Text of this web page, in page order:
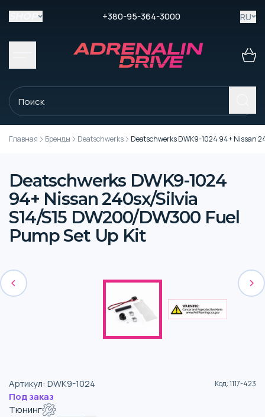
+380-95-364-3000 RU
Главная Бренды Deatschwerks Deatschwerks DWK9-1024 94+ Nissan
Deatschwerks DWK9-1024
94+ Nissan 240sx/Silvia
S14/S15 DW200/DW300 Fuel
Pump Set Up Kit
Артикул: DWK9-1024 Код:1117-423
Под заказ
Тюнинг